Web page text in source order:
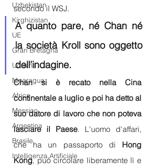
Uzbekistan
Kirghizistan
UE
Gran Bretagna
Ucraina
Nicaragua
Africa
Messico
Argentina
Brasile
Intelligenza Artificiale
secondo il WSJ.
A quanto pare, né Chan né
la società Kroll sono oggetto
dell'indagine.
Chan si è recato nella Cina
continentale a luglio e poi ha detto al
suo datore di lavoro che non poteva
lasciare il Paese. L'uomo d'affari,
che ha un passaporto di Hong
Kong, può circolare liberamente lì e